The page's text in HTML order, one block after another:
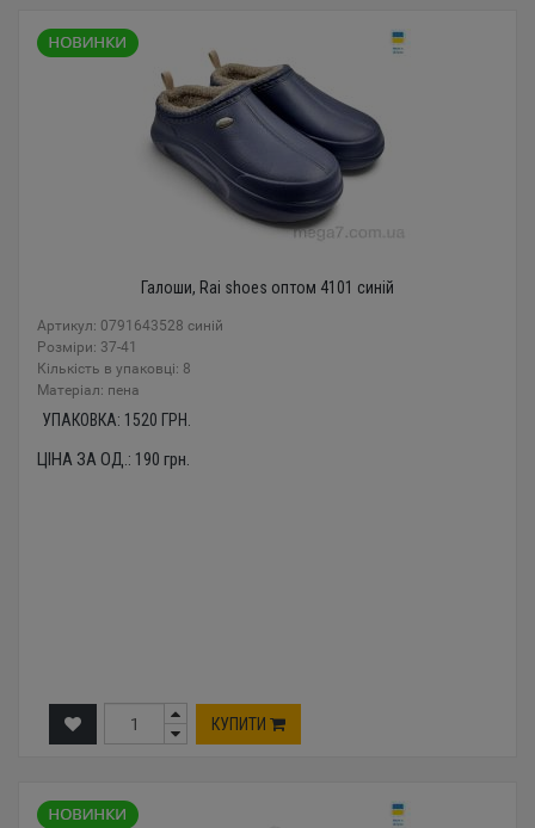
Галоши, Rai shoes оптом 4101 синій
Артикул: 0791643528 синій
Розміри: 37-41
Кількість в упаковці: 8
Mатеріал: пена
УПАКОВКА: 1520 ГРН.
ЦІНА ЗА ОД.: 190 грн.
КУПИТИ